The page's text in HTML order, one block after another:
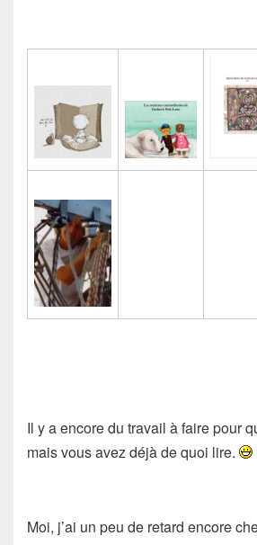
Il y a encore du travail à faire pour
mais vous avez déjà de quoi lire.
Moi, j’ai un peu de retard encore